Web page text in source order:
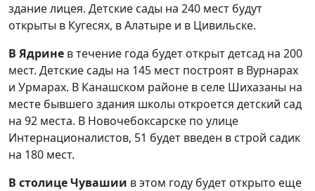
здание лицея. Детские сады на 240 мест будут
открыты в Кугесях, в Алатыре и в Цивильске.
В Ядрине в течение года будет открыт детсад на 200
мест. Детские сады на 145 мест построят в Вурнарах
и Урмарах. В Канашском районе в селе Шихазаны на
месте бывшего здания школы откроется детский сад
на 92 места. В Новочебоксарске по улице
Интернационалистов, 51 будет введен в строй садик
на 180 мест.
В столице Чувашии в этом году будет открыто еще